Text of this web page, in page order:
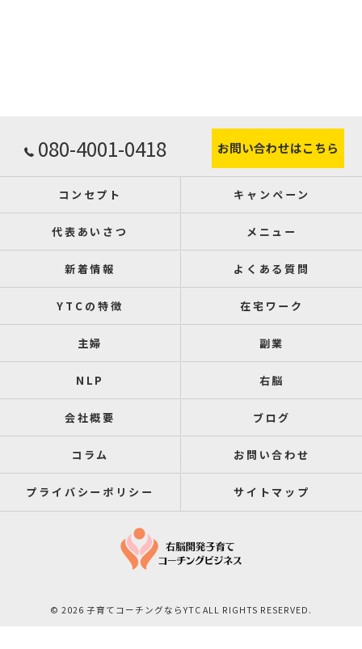
080-4001-0418 お問い合わせはこちら
コンセプト キャンペーン
代表あいさつ メニュー
新着情報 よくある質問
YTCの特徴 在宅ワーク
主婦 副業
NLP 右脳
会社概要 ブログ
コラム お問い合わせ
プライバシーポリシー サイトマップ
© 2026 子育てコーチングならYTC ALL RIGHTS RESERVED.